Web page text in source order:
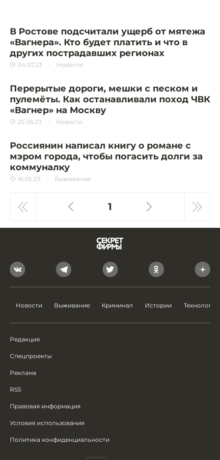
В Ростове подсчитали ущерб от мятежа
«Вагнера». Кто будет платить и что в
других пострадавших регионах
04.07.23 Новости
Перерытые дороги, мешки с песком и
пулемёты. Как останавливали поход ЧВК
«Вагнер» на Москву
25.06.23 Новости
Россиянин написал книгу о романе с
мэром города, чтобы погасить долги за
коммуналку
16.05.23 Выживание
1
Новости Выживание Криминал Истории Технологии
Редакция
Спецпроекты
Реклама
RSS
Правовая информация
Условия использования
Политика конфиденциальности